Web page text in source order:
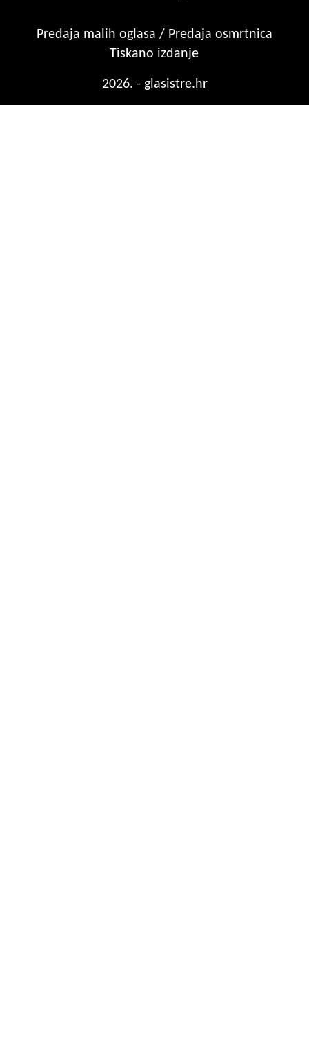
Predaja malih oglasa / Predaja osmrtnica
Tiskano izdanje
2026. - glasistre.hr